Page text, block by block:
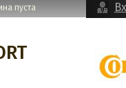
пуста